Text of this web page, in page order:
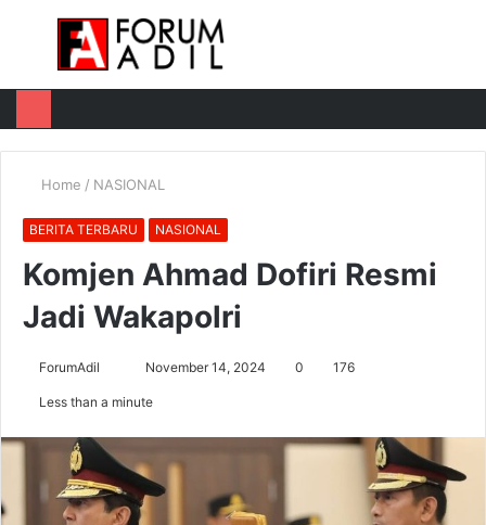
Menu
Home / NASIONAL
BERITA TERBARU NASIONAL
Komjen Ahmad Dofiri Resmi
Jadi Wakapolri
ForumAdil November 14, 2024 0 176
Less than a minute